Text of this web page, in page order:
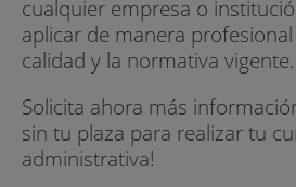
cualquier empresa o
aplicar de manera
calidad y la normativa vigente.
Solicita ahora más
sin tu plaza para realizar tu
administrativa!